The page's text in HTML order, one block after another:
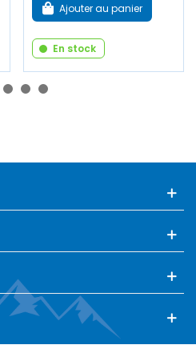
Ajouter au panier
En stock